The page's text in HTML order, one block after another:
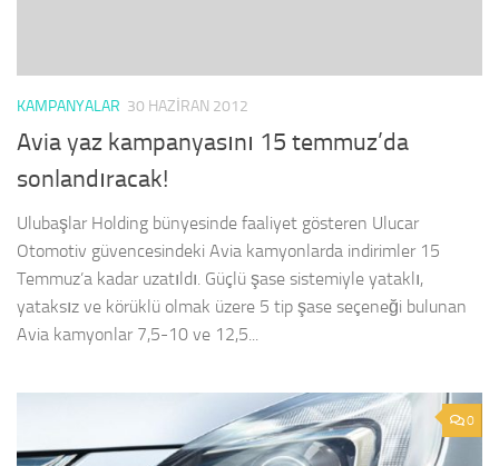
KAMPANYALAR 30 HAZIRAN 2012
Avia yaz kampanyasını 15 temmuz’da
sonlandıracak!
Ulubaşlar Holding bünyesinde faaliyet gösteren Ulucar
Otomotiv güvencesindeki Avia kamyonlarda indirimler 15
Temmuz’a kadar uzatıldı. Güçlü şase sistemiyle yataklı,
yataksız ve körüklü olmak üzere 5 tip şase seçeneği bulunan
Avia kamyonlar 7,5-10 ve 12,5...
0